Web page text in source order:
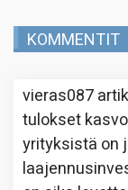
KOMMENTIT
vieras087
tulokset
yrityksistä on